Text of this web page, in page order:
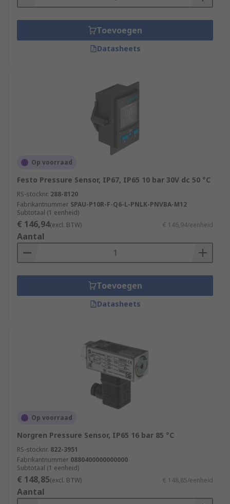
Toevoegen
Datasheets
Op voorraad
Festo Pressure Sensor, IP67, IP65 10 bar 30V dc 50 °C
RS-stocknr. 288-8120
Fabrikantnummer SPAU-P10R-F-Q6-L-PNLK-PNVBA-M12
Subtotaal (1 eenheid)
€ 146,94(excl. BTW) € 146,94/eenheid
Aantal
Toevoegen
Datasheets
Op voorraad
Norgren Pressure Sensor, IP65 16 bar 85 °C
RS-stocknr. 822-3951
Fabrikantnummer 0880400000000000
Subtotaal (1 eenheid)
€ 148,85(excl. BTW) € 148,85/eenheid
Aantal